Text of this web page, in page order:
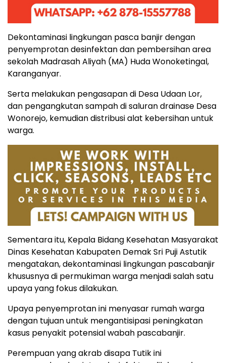
Dekontaminasi lingkungan pasca banjir dengan
penyemprotan desinfektan dan pembersihan area
sekolah Madrasah Aliyah (MA) Huda Wonoketingal,
Karanganyar.
Serta melakukan pengasapan di Desa Udaan Lor,
dan pengangkutan sampah di saluran drainase Desa
Wonorejo, kemudian distribusi alat kebersihan untuk
warga.
Sementara itu, Kepala Bidang Kesehatan Masyarakat
Dinas Kesehatan Kabupaten Demak Sri Puji Astutik
mengatakan, dekontaminasi lingkungan pascabanjir
khususnya di permukiman warga menjadi salah satu
upaya yang fokus dilakukan.
Upaya penyemprotan ini menyasar rumah warga
dengan tujuan untuk mengantisipasi peningkatan
kasus penyakit potensial wabah pascabanjir.
Perempuan yang akrab disapa Tutik ini